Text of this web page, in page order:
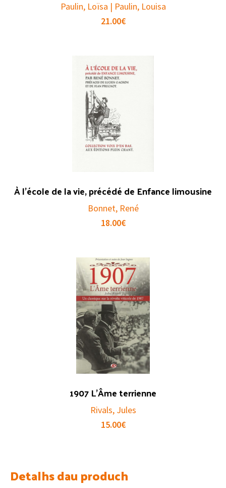
Paulin, Loïsa | Paulin, Louisa
21.00€
À l’école de la vie, précédé de Enfance limousine
Bonnet, René
18.00€
1907 L’Âme terrienne
Rivals, Jules
15.00€
Detalhs dau produch